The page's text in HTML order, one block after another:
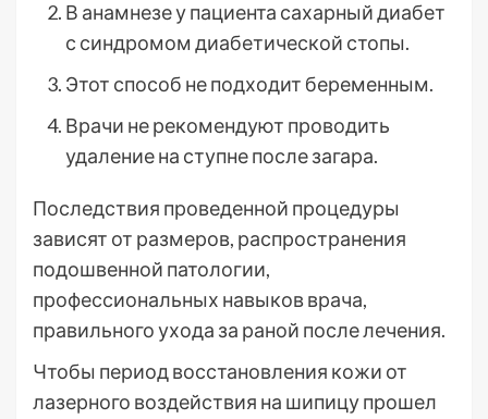
В анамнезе у пациента сахарный диабет
с синдромом диабетической стопы.
Этот способ не подходит беременным.
Врачи не рекомендуют проводить
удаление на ступне после загара.
Последствия проведенной процедуры
зависят от размеров, распространения
подошвенной патологии,
профессиональных навыков врача,
правильного ухода за раной после лечения.
Чтобы период восстановления кожи от
лазерного воздействия на шипицу прошел